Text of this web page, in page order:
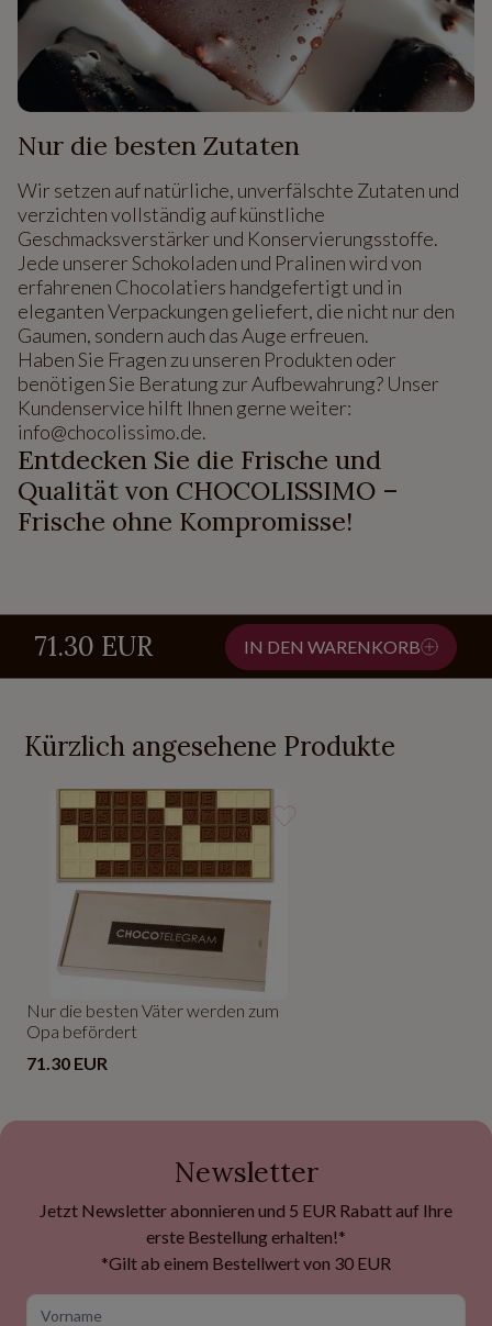
Nur die besten Zutaten
Wir setzen auf natürliche, unverfälschte Zutaten und
verzichten vollständig auf künstliche
Geschmacksverstärker und Konservierungsstoffe.
Jede unserer Schokoladen und Pralinen wird von
erfahrenen Chocolatiers handgefertigt und in
eleganten Verpackungen geliefert, die nicht nur den
Gaumen, sondern auch das Auge erfreuen.
Haben Sie Fragen zu unseren Produkten oder
benötigen Sie Beratung zur Aufbewahrung? Unser
Kundenservice hilft Ihnen gerne weiter:
info@chocolissimo.de.
Entdecken Sie die Frische und
Qualität von CHOCOLISSIMO –
Frische ohne Kompromisse!
71.30 EUR IN DEN WARENKORB
Kürzlich angesehene Produkte
Nur die besten Väter werden zum
Opa befördert
71.30 EUR
Newsletter
Jetzt Newsletter abonnieren und 5 EUR Rabatt auf Ihre
erste Bestellung erhalten!*
*Gilt ab einem Bestellwert von 30 EUR